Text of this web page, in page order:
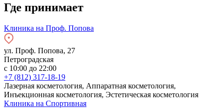
Где принимает
Клиника на Проф. Попова
ул. Проф. Попова, 27
Петроградская
с 10:00 до 22:00
+7 (812) 317-18-19
Лазерная косметология, Аппаратная косметология,
Инъекционная косметология, Эстетическая косметология
Клиника на Спортивная